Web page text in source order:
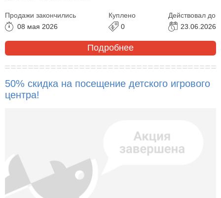
Продажи закончились
08 мая 2026
Куплено
0
Действовал до
23.06.2026
Подробнее
50% скидка на посещение детского игрового
центра!